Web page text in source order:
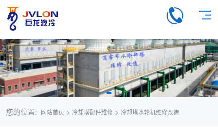
您的位置: 网站首页 > 冷却塔配件维修> 冷却塔水轮机维修改造